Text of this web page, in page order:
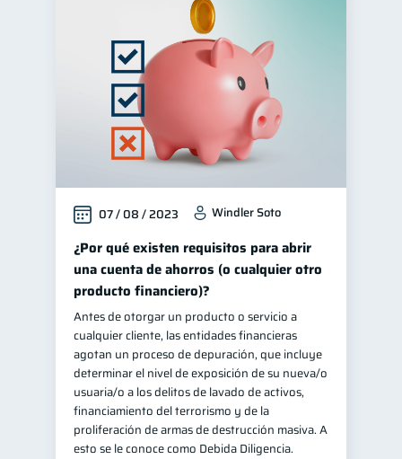
07 / 08 / 2023 Windler Soto
¿Por qué existen requisitos para abrir
una cuenta de ahorros (o cualquier otro
producto financiero)?
Antes de otorgar un producto o servicio a
cualquier cliente, las entidades financieras
agotan un proceso de depuración, que incluye
determinar el nivel de exposición de su nueva/o
usuaria/o a los delitos de lavado de activos,
financiamiento del terrorismo y de la
proliferación de armas de destrucción masiva. A
esto se le conoce como Debida Diligencia.